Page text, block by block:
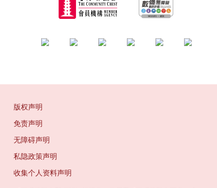
版权声明
免责声明
无障碍声明
私隐政策声明
收集个人资料声明